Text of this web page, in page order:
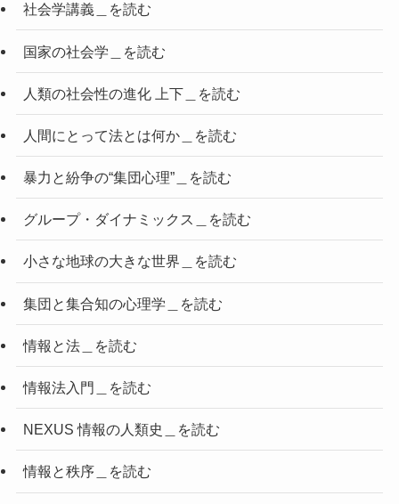
社会学講義＿を読む
国家の社会学＿を読む
人類の社会性の進化 上下＿を読む
人間にとって法とは何か＿を読む
暴力と紛争の“集団心理”＿を読む
グループ・ダイナミックス＿を読む
小さな地球の大きな世界＿を読む
集団と集合知の心理学＿を読む
情報と法＿を読む
情報法入門＿を読む
NEXUS 情報の人類史＿を読む
情報と秩序＿を読む